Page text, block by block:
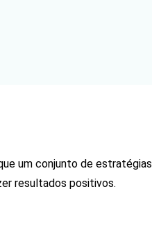
um conjunto de estratégias
resultados positivos.